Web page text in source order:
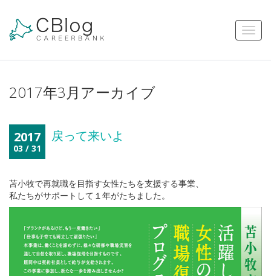
2017年3月アーカイブ
2017
03 / 31
戻って来いよ
苫小牧で再就職を目指す女性たちを支援する事業、
私たちがサポートして１年がたちました。